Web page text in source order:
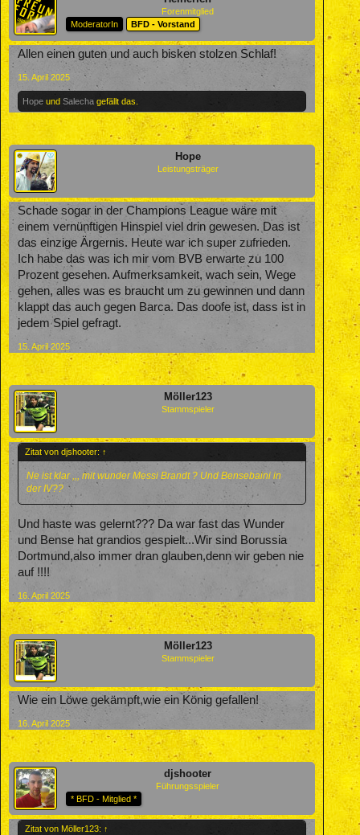
Forenmitglied
ModeratorIn
BFD - Vorstand
Allen einen guten und auch bisken stolzen Schlaf!
15. April 2025
Hope und Salecha gefällt das.
Hope
Leistungsträger
Schade sogar in der Champions League wäre mit
einem vernünftigen Hinspiel viel drin gewesen. Das ist
das einzige Ärgernis. Heute war ich super zufrieden.
Ich habe das was ich mir vom BVB erwarte zu 100
Prozent gesehen. Aufmerksamkeit, wach sein, Wege
gehen, alles was es braucht um zu gewinnen und dann
klappt das auch gegen Barca. Das doofe ist, dass ist in
jedem Spiel gefragt.
15. April 2025
Möller123
Stammspieler
Zitat von djshooter: ↑
Ne ist klar ,,, mit wunder Messi Brandt ? Und Bensebaini in
der IV??
Und haste was gelernt??? Da war fast das Wunder
und Bense hat grandios gespielt...Wir sind Borussia
Dortmund,also immer dran glauben,denn wir geben nie
auf !!!!
16. April 2025
Möller123
Stammspieler
Wie ein Löwe gekämpft,wie ein König gefallen!
16. April 2025
djshooter
Führungsspieler
* BFD - Mitglied *
Zitat von Möller123: ↑